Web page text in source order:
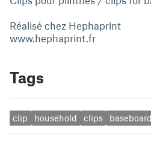
Réalisé chez Hephaprint
www.hephaprint.fr
Tags
clip household clips baseboard